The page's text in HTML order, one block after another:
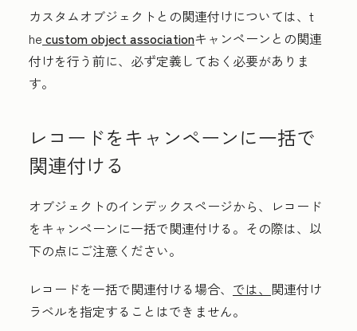
カスタムオブジェクトとの関連付けについては、t
he custom object associationキャンペーンとの関連
付けを行う前に、必ず定義しておく必要がありま
す。
レコードをキャンペーンに一括で
関連付ける
オブジェクトのインデックスページから、レコード
をキャンペーンに一括で関連付ける。その際は、以
下の点にご注意ください。
レコードを一括で関連付ける場合、 では、 関連付け
ラベルを指定することはできません。